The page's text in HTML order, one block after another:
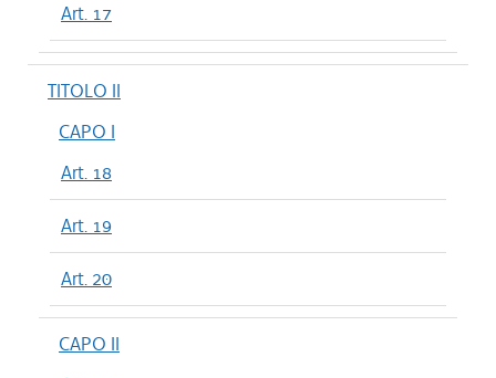
Art. 17
TITOLO II
CAPO I
Art. 18
Art. 19
Art. 20
CAPO II